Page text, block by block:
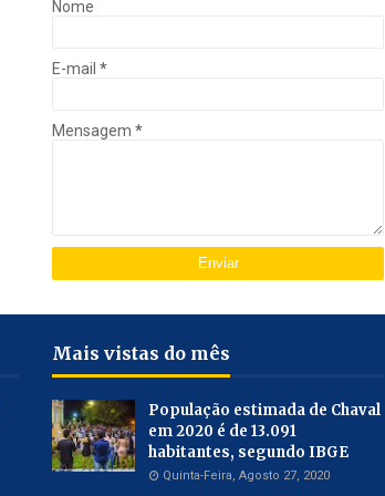
Nome
E-mail *
Mensagem *
Mais vistas do mês
População estimada de Chaval
em 2020 é de 13.091
habitantes, segundo IBGE
Quinta-Feira, Agosto 27, 2020